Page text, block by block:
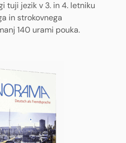
tuji jezik v 3. in 4. letniku
in strokovnega
140 urami pouka.